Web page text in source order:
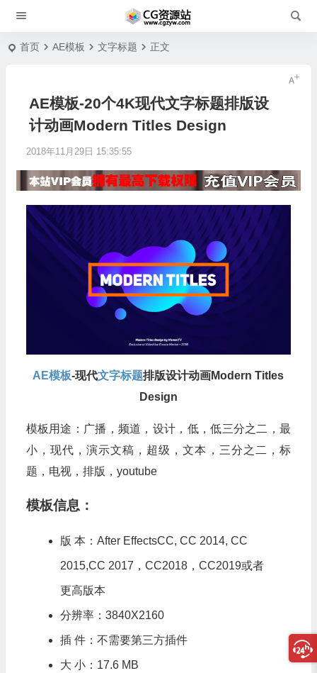
首页 AE模板 文字标题 正文
AE模板-20个4K现代文字标题排版设
计动画Modern Titles Design
2018年11月29日 15:35:55
AE模板-现代文字标题排版设计动画Modern Titles
Design
模板用途：广播，频道，设计，低，低三分之二，最
小，现代，演示文稿，超级，文本，三分之二，标
题，电视，排版，youtube
模板信息：
版 本：After EffectsCC, CC 2014, CC
2015,CC 2017，CC2018，CC2019或者
更高版本
分辨率：3840X2160
插 件：不需要第三方插件
大 小：17.6 MB